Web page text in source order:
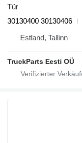
Tür
30130400 30130406
Estland, Tallinn
TruckParts Eesti OÜ